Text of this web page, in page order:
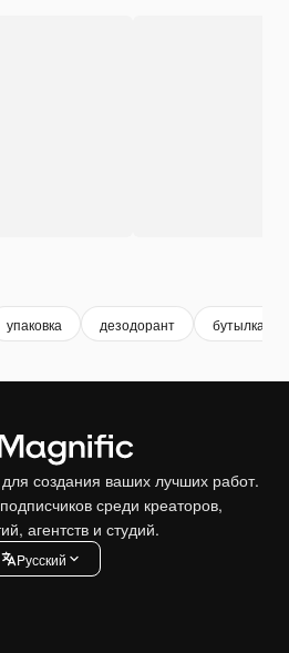
упаковка дезодорант бутылка
создания ваших лучших работ.
среди креаторов,
агентств и студий.
Pусский